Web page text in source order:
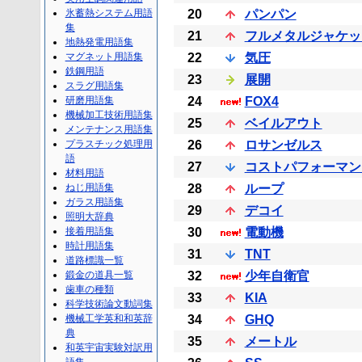
20
パンパン
21
フルメタルジャケ
22
気圧
23
展開
24
FOX4
25
ベイルアウト
26
ロサンゼルス
27
コストパフォーマ
28
ループ
29
デコイ
30
電動機
31
TNT
32
少年自衛官
33
KIA
34
GHQ
35
メートル
氷蓄熱システム用語
集
地熱発電用語集
マグネット用語集
鉄鋼用語
スラグ用語集
研磨用語集
機械加工技術用語集
メンテナンス用語集
プラスチック処理用
語
材料用語
ねじ用語集
ガラス用語集
照明大辞典
接着用語集
時計用語集
道路標識一覧
鍛金の道具一覧
歯車の種類
科学技術論文動詞集
機械工学英和和英辞
典
和英宇宙実験対訳用